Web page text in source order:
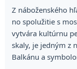
Z náboženského
no spolužitie s
vytvára kultúrnu
skaly, je jedným z
Balkánu a